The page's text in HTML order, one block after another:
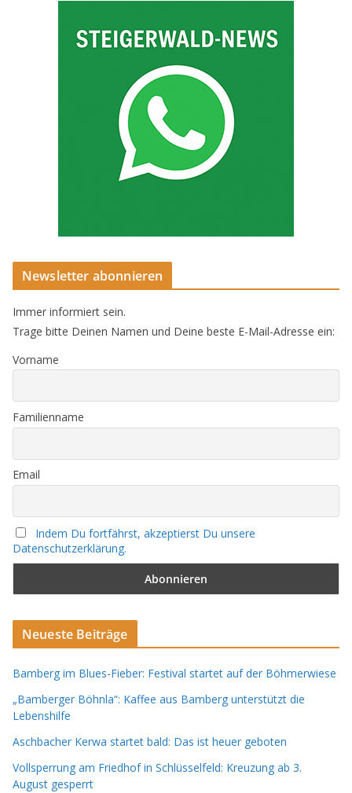
Newsletter abonnieren
Immer informiert sein.
Trage bitte Deinen Namen und Deine beste E-Mail-Adresse ein:
Vorname
Familienname
Email
Indem Du fortfährst, akzeptierst Du unsere
Datenschutzerklärung.
Neueste Beiträge
Bamberg im Blues-Fieber: Festival startet auf der Böhmerwiese
„Bamberger Böhnla“: Kaffee aus Bamberg unterstützt die
Lebenshilfe
Aschbacher Kerwa startet bald: Das ist heuer geboten
Vollsperrung am Friedhof in Schlüsselfeld: Kreuzung ab 3.
August gesperrt